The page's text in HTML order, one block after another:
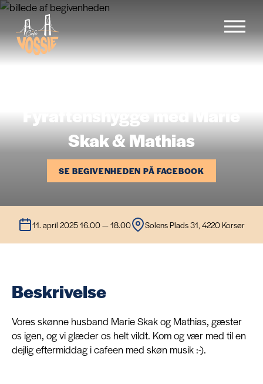
Menu
Begivenheder
Cafévogn
Kontakt
Fyraftenshygge med Marie
Skak & Mathias
SE BEGIVENHEDEN PÅ FACEBOOK
11. april 2025 16.00 — 18.00 Solens Plads 31, 4220 Korsør
Beskrivelse
Vores skønne husband Marie Skak og Mathias, gæster
os igen, og vi glæder os helt vildt. Kom og vær med til en
dejlig eftermiddag i cafeen med skøn musik :-).